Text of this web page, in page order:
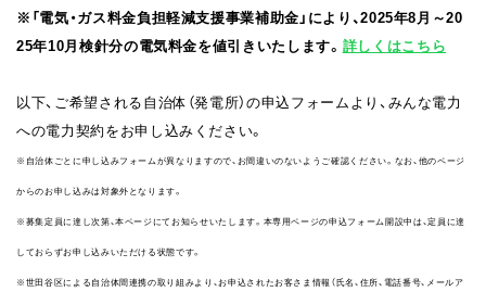
※「電気・ガス料金負担軽減支援事業補助金」により、2025年8月～20
25年10月検針分の電気料金を値引きいたします。 詳しくはこちら
以下、ご希望される自治体（発電所）の申込フォームより、みんな電力
への電力契約をお申し込みください。
※自治体ごとに申し込みフォームが異なりますので、お間違いのないようご確認ください。なお、他のページ
からのお申し込みは対象外となります。
※募集定員に達し次第、本ページにてお知らせいたします。本専用ページの申込フォーム開設中は、定員に達
しておらずお申し込みいただける状態です。
※世田谷区による自治体間連携の取り組みより、お申込されたお客さま情報（氏名、住所、電話番号、メールア